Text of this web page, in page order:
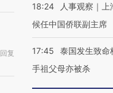
回复
18:24
人事观察｜
候任中国侨联副主席
17:45
泰国发生致命
手祖父母亦被杀